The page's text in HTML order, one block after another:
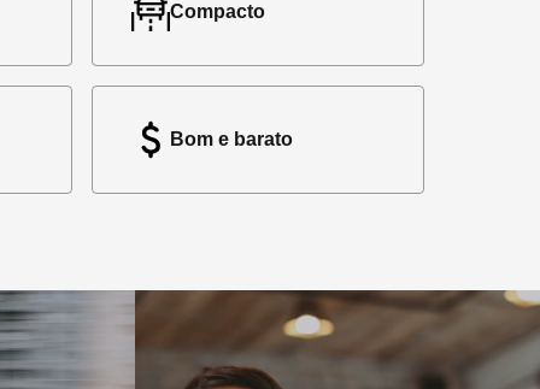
Compacto
Bom e barato